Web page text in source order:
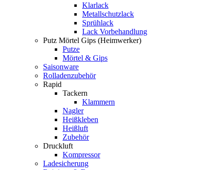
Klarlack
Metallschutzlack
Sprühlack
Lack Vorbehandlung
Putz Mörtel Gips (Heimwerker)
Putze
Mörtel & Gips
Saisonware
Rolladenzubehör
Rapid
Tackern
Klammern
Nagler
Heißkleben
Heißluft
Zubehör
Druckluft
Kompressor
Ladesicherung